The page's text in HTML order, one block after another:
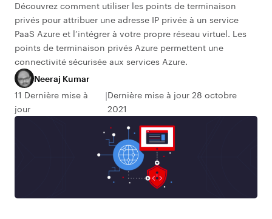
Découvrez comment utiliser les points de terminaison
privés pour attribuer une adresse IP privée à un service
PaaS Azure et l’intégrer à votre propre réseau virtuel. Les
points de terminaison privés Azure permettent une
connectivité sécurisée aux services Azure.
Neeraj Kumar
11 Dernière mise à
jour
Dernière mise à jour 28 octobre
2021